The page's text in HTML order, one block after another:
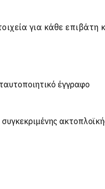
για κάθε
έγγραφο